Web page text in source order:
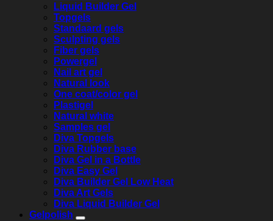
Liquid Builder Gel
Topgels
Standaard gels
Sculpting gels
Fiber gels
Powergel
Nail art gel
Natural look
One coat/color gel
Plastigel
Natural white
Samples gel
Diva Topgels
Diva Rubber base
Diva Gel in a Bottle
Diva Easy Gel
Diva Builder Gel Low Heat
Diva Art Gels
Diva Liquid Builder Gel
Gelpolish